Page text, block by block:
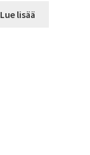
Lue lisää